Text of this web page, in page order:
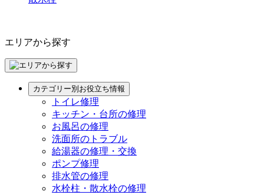
エリアから探す
カテゴリー別お役立ち情報
トイレ修理
キッチン・台所の修理
お風呂の修理
洗面所のトラブル
給湯器の修理・交換
ポンプ修理
排水管の修理
水栓柱・散水栓の修理